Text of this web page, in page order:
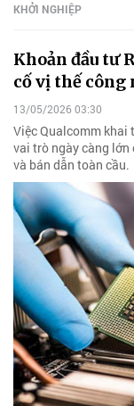
KHỞI NGHIỆP
Khoản đầu tư
cố vị thế công
13/05/2026 03:30
Việc Qualcomm khai
vai trò ngày càng
và bán dẫn toàn cầu.